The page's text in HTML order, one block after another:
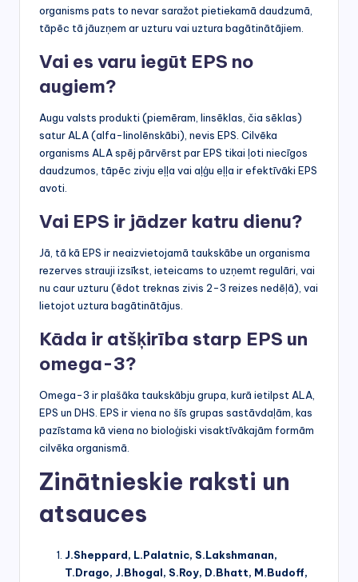
organisms pats to nevar saražot pietiekamā daudzumā,
tāpēc tā jāuzņem ar uzturu vai uztura bagātinātājiem.
Vai es varu iegūt EPS no
augiem?
Augu valsts produkti (piemēram, linsēklas, čia sēklas)
satur ALA (alfa-linolēnskābi), nevis EPS. Cilvēka
organisms ALA spēj pārvērst par EPS tikai ļoti niecīgos
daudzumos, tāpēc zivju eļļa vai aļģu eļļa ir efektīvāki EPS
avoti.
Vai EPS ir jādzer katru dienu?
Jā, tā kā EPS ir neaizvietojamā taukskābe un organisma
rezerves strauji izsīkst, ieteicams to uzņemt regulāri, vai
nu caur uzturu (ēdot treknas zivis 2-3 reizes nedēļā), vai
lietojot uztura bagātinātājus.
Kāda ir atšķirība starp EPS un
omega-3?
Omega-3 ir plašāka taukskābju grupa, kurā ietilpst ALA,
EPS un DHS. EPS ir viena no šīs grupas sastāvdaļām, kas
pazīstama kā viena no bioloģiski visaktīvākajām formām
cilvēka organismā.
Zinātnieskie raksti un
atsauces
J.Sheppard, L.Palatnic, S.Lakshmanan,
T.Drago, J.Bhogal, S.Roy, D.Bhatt, M.Budoff,